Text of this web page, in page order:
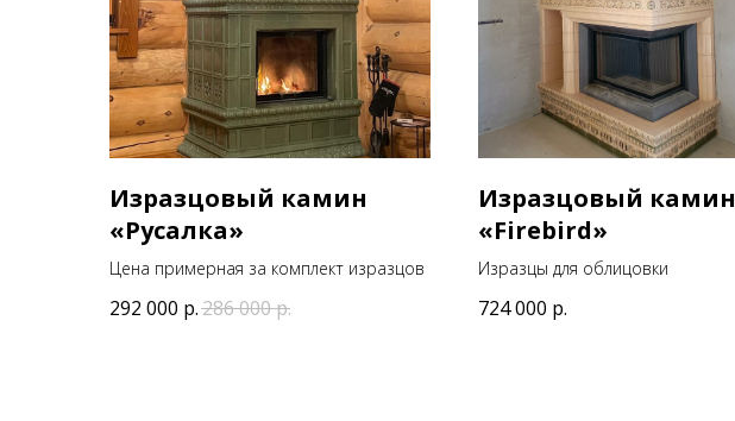
Изразцовый камин
«Русалка»
Цена примерная за комплект изразцов
292 000 р.286 000р.
Изразцовый камин
«Firebird»
Изразцы для облицовки
724 000 р.